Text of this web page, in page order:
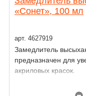
«Сонет», 100 мл
арт. 4627919
Замедлитель
предназначен для
акриловых красок.